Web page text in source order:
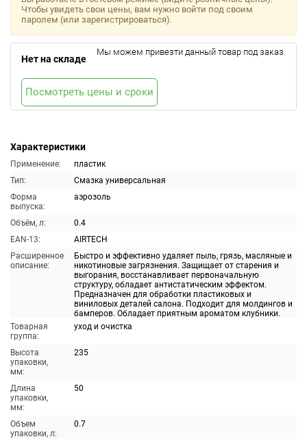
Характеристики
Применение:
пластик
Тип:
Смазка универсальная
Форма
выпуска:
аэрозоль
Объём, л:
0.4
EAN-13:
AIRTECH
Расширенное
описание:
Быстро и эффективно удаляет пыль, грязь, масляные и
никотиновые загрязнения. Защищает от старения и
выгорания, восстанавливает первоначальную
структуру, обладает антистатическим эффектом.
Предназначен для обработки пластиковых и
виниловых деталей салона. Подходит для молдингов и
бамперов. Обладает приятным ароматом клубники.
Товарная
группа:
уход и очистка
Высота
упаковки,
мм:
235
Длина
упаковки,
мм:
50
Объем
упаковки, л:
0.7
Чтобы увидеть свои цены, вам нужно войти под своим
паролем (или зарегистрироваться).
Нет на складе
Мы можем привезти данный товар под заказ.
Посмотреть цены и сроки